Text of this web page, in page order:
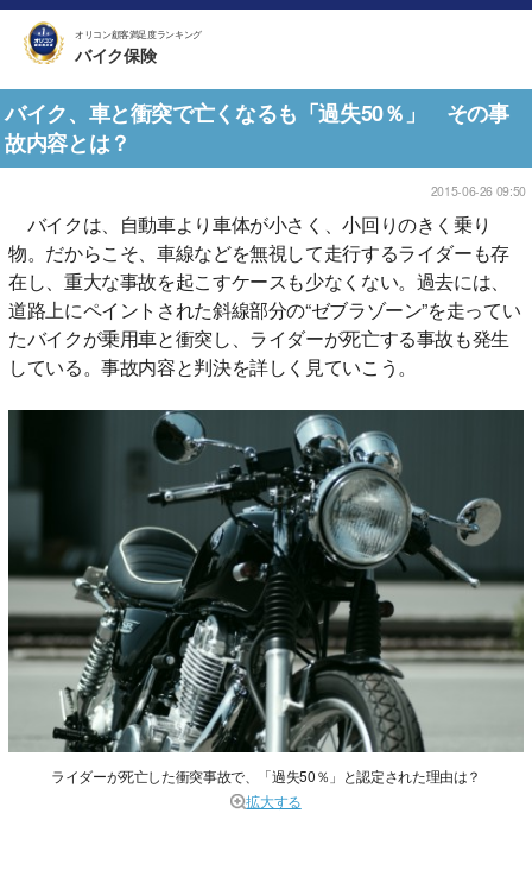
オリコン顧客満足度ランキング
バイク保険
バイク、車と衝突で亡くなるも「過失50％」 その事
故内容とは？
2015-06-26 09:50
バイクは、自動車より車体が小さく、小回りのきく乗り
物。だからこそ、車線などを無視して走行するライダーも存
在し、重大な事故を起こすケースも少なくない。過去には、
道路上にペイントされた斜線部分の“ゼブラゾーン”を走ってい
たバイクが乗用車と衝突し、ライダーが死亡する事故も発生
している。事故内容と判決を詳しく見ていこう。
ライダーが死亡した衝突事故で、「過失50％」と認定された理由は？
拡大する